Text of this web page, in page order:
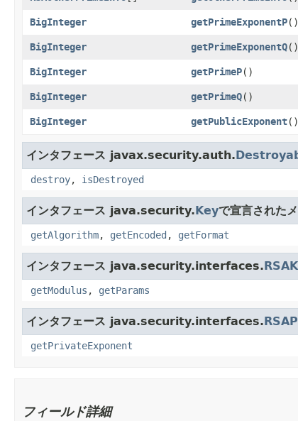
BigInteger getPrimeExponentP()
BigInteger getPrimeExponentQ()
BigInteger getPrimeP()
BigInteger getPrimeQ()
BigInteger getPublicExponent()
インタフェース javax.security.auth.
destroy, isDestroyed
インタフェース java.security.Keyで宣言された
getAlgorithm, getEncoded , getFormat
インタフェース java.security.interfaces.
getModulus , getParams
インタフェース java.security.interfaces.
getPrivateExponent
フィールド詳細